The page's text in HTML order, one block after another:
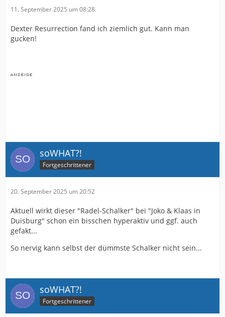
11. September 2025 um 08:28
Dexter Resurrection fand ich ziemlich gut. Kann man
gucken!
soWHAT?!
Fortgeschrittener
20. September 2025 um 20:52
Aktuell wirkt dieser "Radel-Schalker" bei "Joko & Klaas in
Duisburg" schon ein bisschen hyperaktiv und ggf. auch
gefakt...
So nervig kann selbst der dümmste Schalker nicht sein...
soWHAT?!
Fortgeschrittener